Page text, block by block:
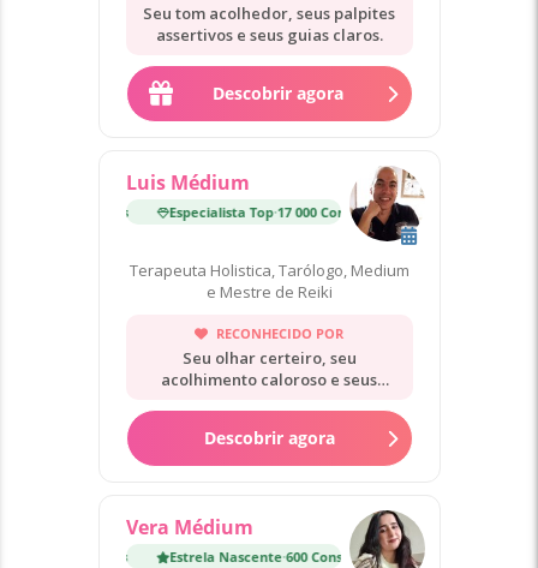
Seu tom acolhedor, seus palpites
assertivos e seus guias claros.
Descobrir agora
Luis Médium
Especialista Top·17 000 Consultas Especialista Top
Terapeuta Holistica, Tarólogo, Medium
e Mestre de Reiki
RECONHECIDO POR
Seu olhar certeiro, seu
acolhimento caloroso e seus
Descobrir agora
Vera Médium
Estrela Nascente·600 Consultas Estrela Nascente